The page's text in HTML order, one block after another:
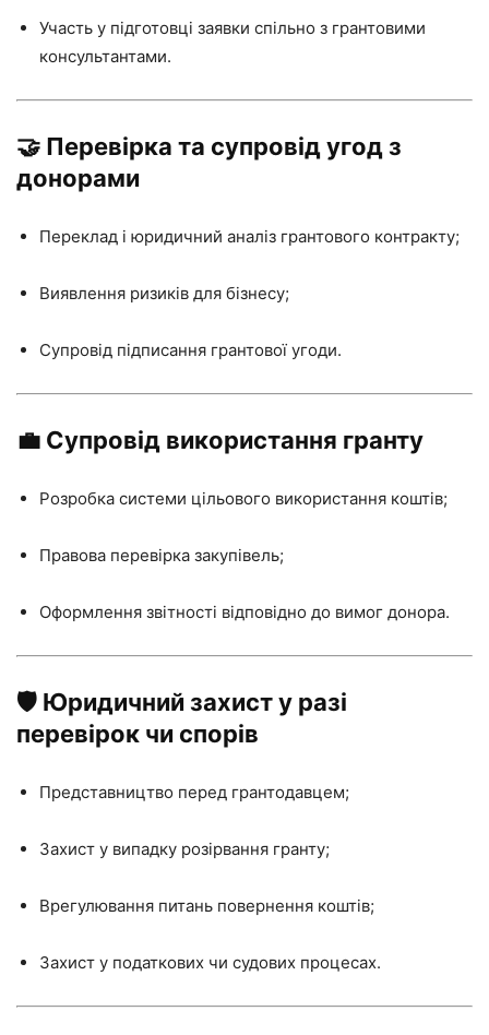
Участь у підготовці заявки спільно з грантовими
консультантами.
🤝 Перевірка та супровід угод з
донорами
Переклад і юридичний аналіз грантового контракту;
Виявлення ризиків для бізнесу;
Супровід підписання грантової угоди.
💼 Супровід використання гранту
Розробка системи цільового використання коштів;
Правова перевірка закупівель;
Оформлення звітності відповідно до вимог донора.
🛡 Юридичний захист у разі
перевірок чи спорів
Представництво перед грантодавцем;
Захист у випадку розірвання гранту;
Врегулювання питань повернення коштів;
Захист у податкових чи судових процесах.